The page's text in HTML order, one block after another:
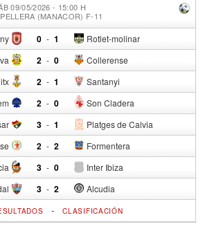
09/05/2026 - 15:00 H
(MANACOR) F-11
0 - Rotlet-molinar
1
2 - Collerense
0
2 - Santanyi
1
2 - Son Cladera
0
3 - Platges de Calvia
1
2 - Formentera
2
3 - Inter Ibiza
0
3 - Alcudia
2
-CLASIFICACIÓN